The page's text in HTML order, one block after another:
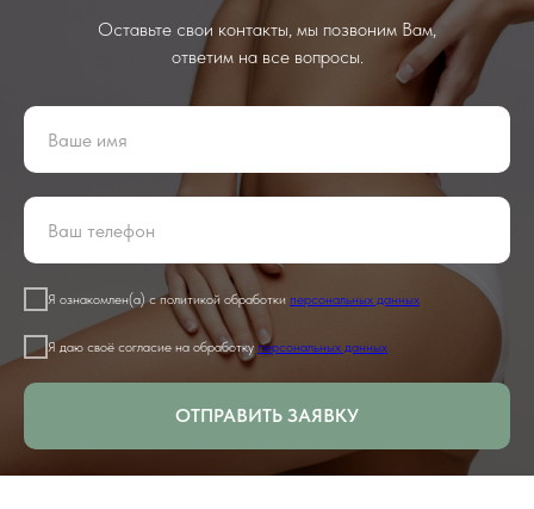
Оставьте свои контакты, мы позвоним Вам,
ответим на все вопросы.
Я ознакомлен(а) с политикой обработки персональных данных
Я даю своё согласие на обработкуперсональных данных
ОТПРАВИТЬ ЗАЯВКУ